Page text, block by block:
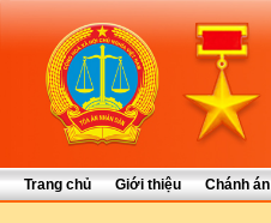
Trang chủ Giới thiệu Chánh án